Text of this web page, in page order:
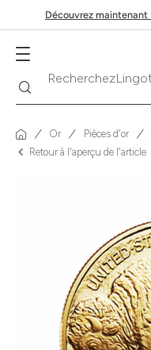
Découvrez maintenant
RechercheRecherchez
Or Pièces d'or
Retour à l'aperçu de l'article